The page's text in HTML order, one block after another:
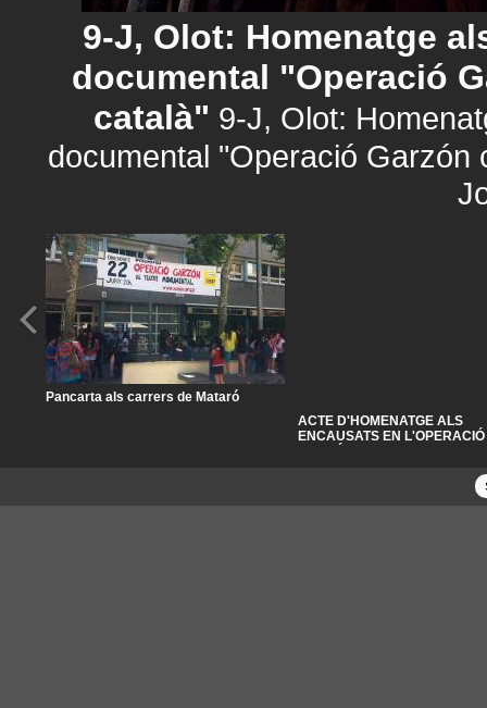
9-J, Olot: Homenatge
documental "Operació
català" 9-J, Olot:
documental "Operació Garzón
Pancarta als carrers de Mataró
ACTE D'HOMENATGE ALS
ENCAUSATS EN L'OPERACIÓ